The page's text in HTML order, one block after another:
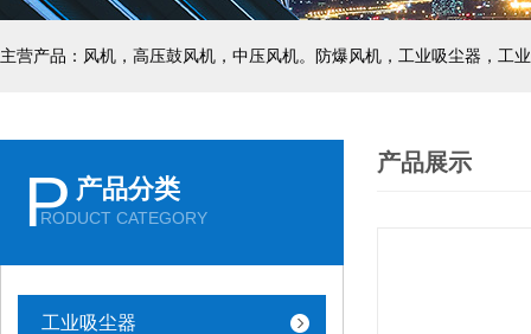
主营产品：风机，高压鼓风机，中压风机。防爆风机，工业吸尘器，工
P 产品分类
RODUCT CATEGORY
工业吸尘器
产品展示